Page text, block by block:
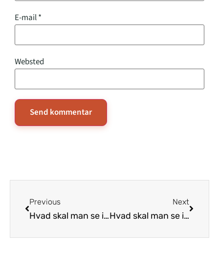
E-mail*
Websted
Previous
Hvad skal man se i Warszawa
Next
Hvad skal man se i Visby